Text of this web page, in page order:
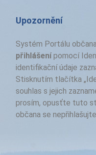
Upozornění
Systém Portálu
přihlášenípomocí
identifikační údaje
Stisknutím tlačítka
souhlas s jejich
prosím, opusťte tuto
občana se